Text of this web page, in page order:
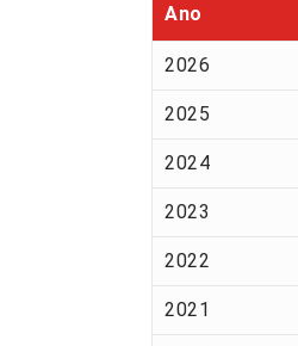
Ano
2026
2025
2024
2023
2022
2021